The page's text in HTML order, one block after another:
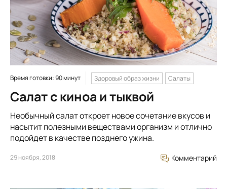
Время готовки: 90 минут Здоровый образ жизни Салаты
Салат с киноа и тыквой
Необычный салат откроет новое сочетание вкусов и
насытит полезными веществами организм и отлично
подойдет в качестве позднего ужина.
29 ноября, 2018 Комментарий